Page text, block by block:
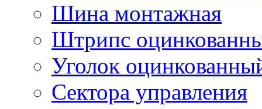
Шина монтажная
Штрипс
Уголок
Сектора управления